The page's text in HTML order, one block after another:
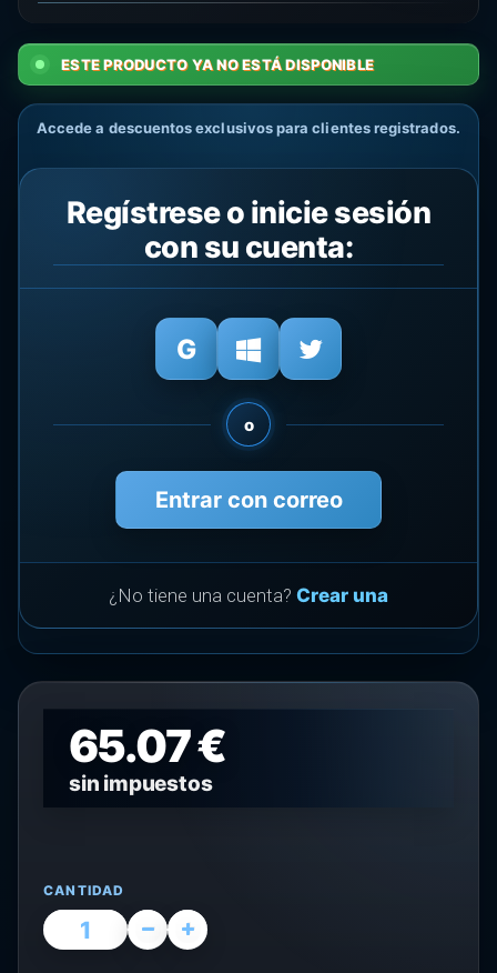
ESTE PRODUCTO YA NO ESTÁ DISPONIBLE
Accede a descuentos exclusivos para clientes registrados.
Regístrese o inicie sesión
con su cuenta:
o
Entrar con correo
¿No tiene una cuenta? Crear una
65.07 €
sin impuestos
CANTIDAD